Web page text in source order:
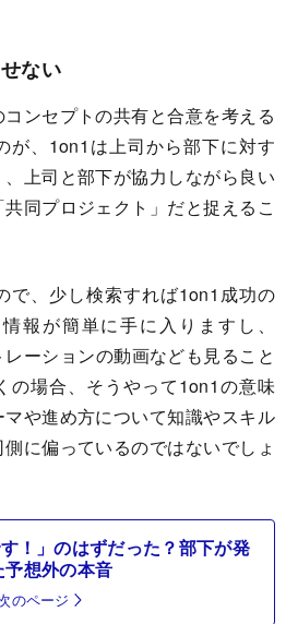
ない
ンセプトの共有と合意を考える
が、1on1は上司から部下に対す
上司と部下が協力しながら良い
同プロジェクト」だと捉えるこ
、少し検索すれば1on1成功の
報が簡単に手に入りますし、
ーションの動画なども見ること
の場合、そうやって1on1の意味
や進め方について知識やスキル
に偏っているのではないでしょ
！」のはずだった？部下が発
予想外の本音
のページ